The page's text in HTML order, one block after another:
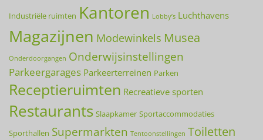
productpagina
Industriële ruimten Kantoren Lobby’s Luchthavens
Magazijnen Modewinkels Musea
Onderdoorgangen Onderwijsinstellingen
Parkeergarages Parkeerterreinen Parken
Receptieruimten Recreatieve sporten
Restaurants Slaapkamer Sportaccommodaties
Sporthallen Supermarkten Tentoonstellingen Toiletten